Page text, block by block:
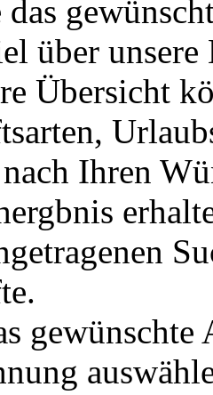
das
über unsere
Übersicht
Ihren
gewünschte